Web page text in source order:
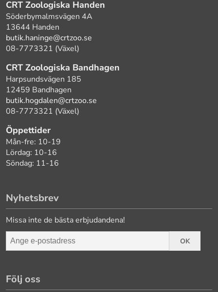
CRT Zoologiska Handen
Söderbymalmsvägen 4A
13644 Handen
butik.haninge@crtzoo.se
08-7773321 (Växel)
CRT Zoologiska Bandhagen
Harpsundsvägen 185
12459 Bandhagen
butik.hogdalen@crtzoo.se
08-7773321 (Växel)
Öppettider
Mån-fre: 10-19
Lördag: 10-16
Söndag: 11-16
Nyhetsbrev
Missa inte de bästa erbjudandena!
OK
Följ oss